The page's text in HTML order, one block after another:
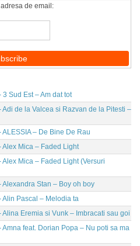
de email:
3 Sud Est – Am dat tot
Adi de la Valcea si Razvan de la Pitesti –
ALESSIA – De Bine De Rau
Alex Mica – Faded Light
Alex Mica – Faded Light (Versuri
Alexandra Stan – Boy oh boy
Alin Pascal – Melodia ta
Alina Eremia si Vunk – Imbracati sau goi
Amna feat. Dorian Popa – Nu poti sa ma